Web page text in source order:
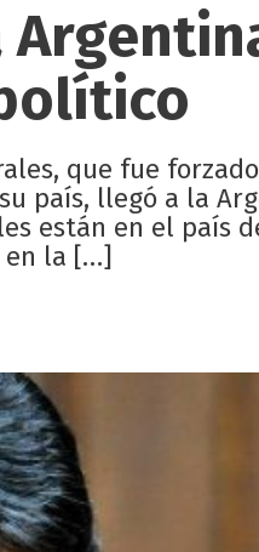
que fue
país, llegó a la
están en el país
en la […]